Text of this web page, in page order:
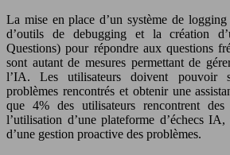
La mise en place d’un système de logging
d’outils de debugging et la création
Questions) pour répondre aux questions
sont autant de mesures permettant de
l’IA. Les utilisateurs doivent pouvoir
problèmes rencontrés et obtenir une
que 4% des utilisateurs rencontrent
l’utilisation d’une plateforme d’échecs
d’une gestion proactive des problèmes.